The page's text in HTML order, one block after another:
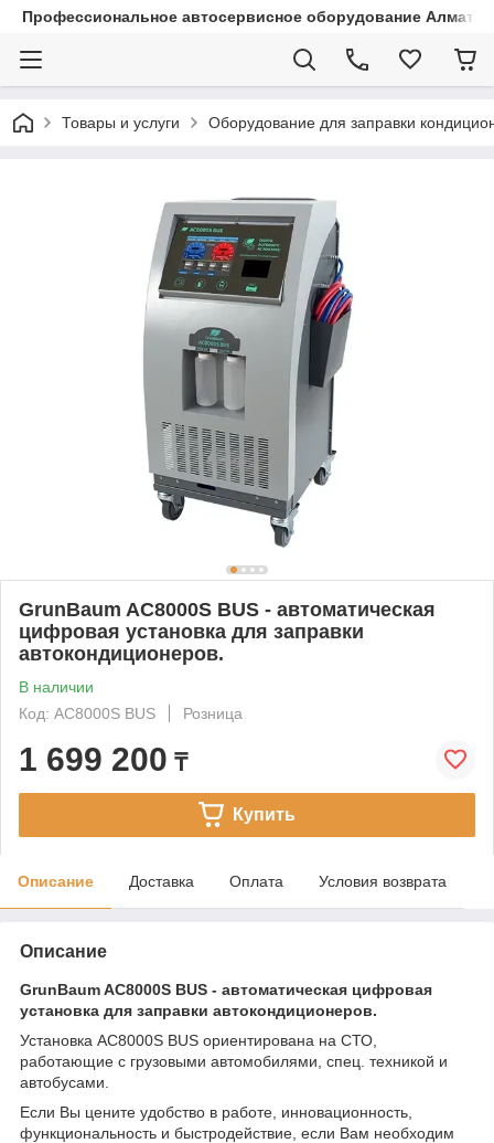
Профессиональное автосервисное оборудование Алматы
Товары и услуги Оборудование для заправки
GrunBaum AC8000S BUS - автоматическая
цифровая установка для заправки
автокондиционеров.
В наличии
Код: AC8000S BUS
Розница
1 699 200 ₸
Купить
Описание Доставка Оплата Условия возврата
Описание
GrunBaum AC8000S BUS - автоматическая цифровая
установка для заправки автокондиционеров.
Установка AC8000S BUS ориентирована на СТО,
работающие с грузовыми автомобилями, спец. техникой и
автобусами.
Если Вы цените удобство в работе, инновационность,
функциональность и быстродействие, если Вам необходим